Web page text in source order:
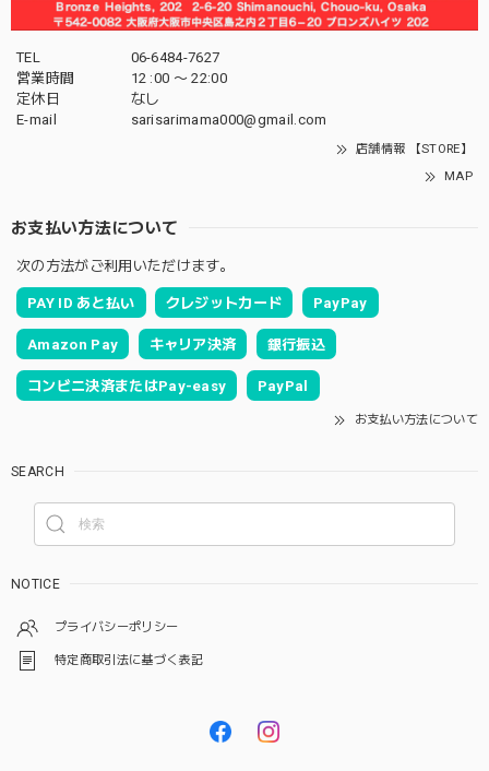
TEL
06-6484-7627
営業時間
12 :00 〜 22:00
定休日
なし
E-mail
sarisarimama000@gmail.com
店舗情報 【STORE】
MAP
お支払い方法について
次の方法がご利用いただけます。
PAY ID あと払い クレジットカード PayPay
Amazon Pay キャリア決済 銀行振込
コンビニ決済またはPay-easy PayPal
お支払い方法について
SEARCH
NOTICE
プライバシーポリシー
特定商取引法に基づく表記